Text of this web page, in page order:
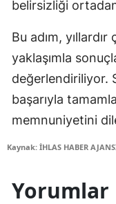
belirsizliği
Bu adım,
yaklaşımla
değerlendiriliyor.
başarıyla
memnuniyetini
Kaynak: İHLAS HABER
Yorumlar